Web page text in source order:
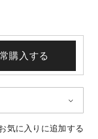
購入する
気に入りに追加する